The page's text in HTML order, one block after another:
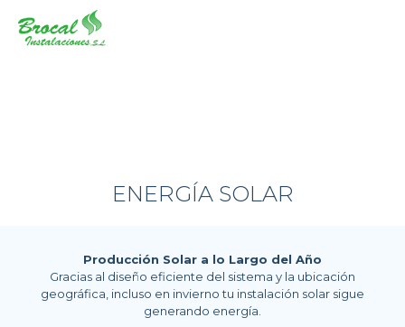
ENERGÍA SOLAR
Producción Solar a lo Largo del Año
Gracias al diseño eficiente del sistema y la ubicación
geográfica, incluso en invierno tu instalación solar sigue
generando energía.